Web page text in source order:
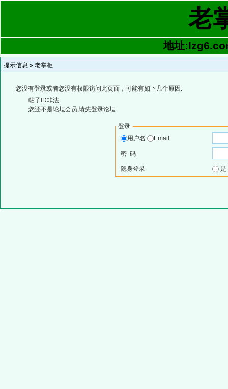
老
地址
提示信息 » 老掌柜
您没有登录或者您没有权限访问此页面，可能有如下几个原因:
帖子ID非法
您还不是论坛会员,请先登录论坛
登录
用户名
Email
密 码
隐身登录